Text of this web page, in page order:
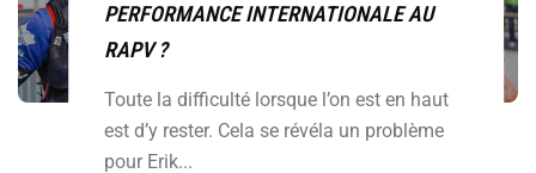
PERFORMANCE INTERNATIONALE AU
RAPV ?
Toute la difficulté lorsque l’on est en haut
est d’y rester. Cela se révéla un problème
pour Erik...